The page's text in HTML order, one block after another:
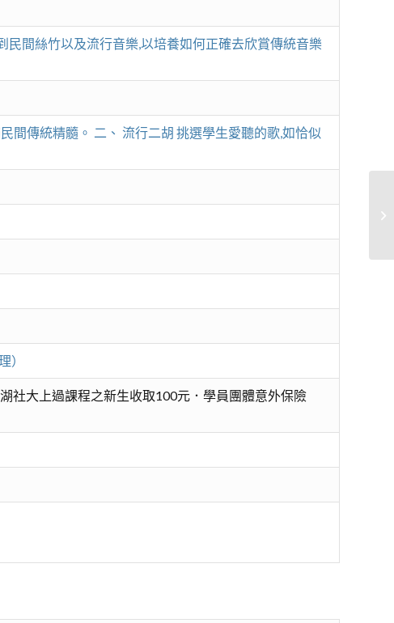
間絲竹以及流行音樂,以培養如何正確去欣賞傳統音樂
間傳統精髓。 二、 流行二胡 挑選學生愛聽的歌,如恰似
）
社大上過課程之新生收取100元．學員團體意外保險